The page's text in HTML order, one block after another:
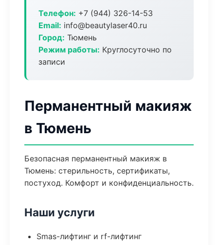
Телефон: +7 (944) 326-14-53
Email: info@beautylaser40.ru
Город: Тюмень
Режим работы: Круглосуточно по
записи
Перманентный макияж
в Тюмень
Безопасная перманентный макияж в
Тюмень: стерильность, сертификаты,
постуход. Комфорт и конфиденциальность.
Наши услуги
Smas-лифтинг и rf-лифтинг